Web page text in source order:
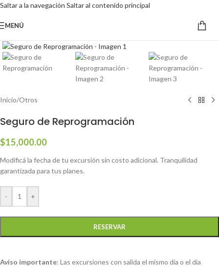
Saltar a la navegación Saltar al contenido principal
MENÚ
Inicio/Otros
Seguro de Reprogramación
$15,000.00
Modificá la fecha de tu excursión sin costo adicional. Tranquilidad
garantizada para tus planes.
- +
RESERVAR
Aviso importante: Las excursiones con salida el mismo día o el día